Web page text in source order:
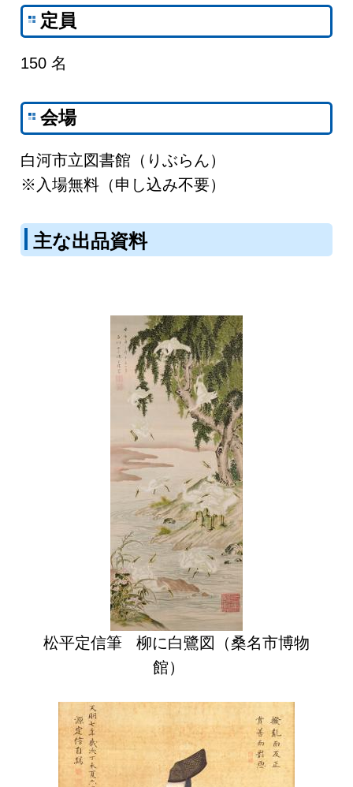
定員
150 名
会場
白河市立図書館（りぶらん）
※入場無料（申し込み不要）
主な出品資料
松平定信筆 柳に白鷺図（桑名市博物
館）